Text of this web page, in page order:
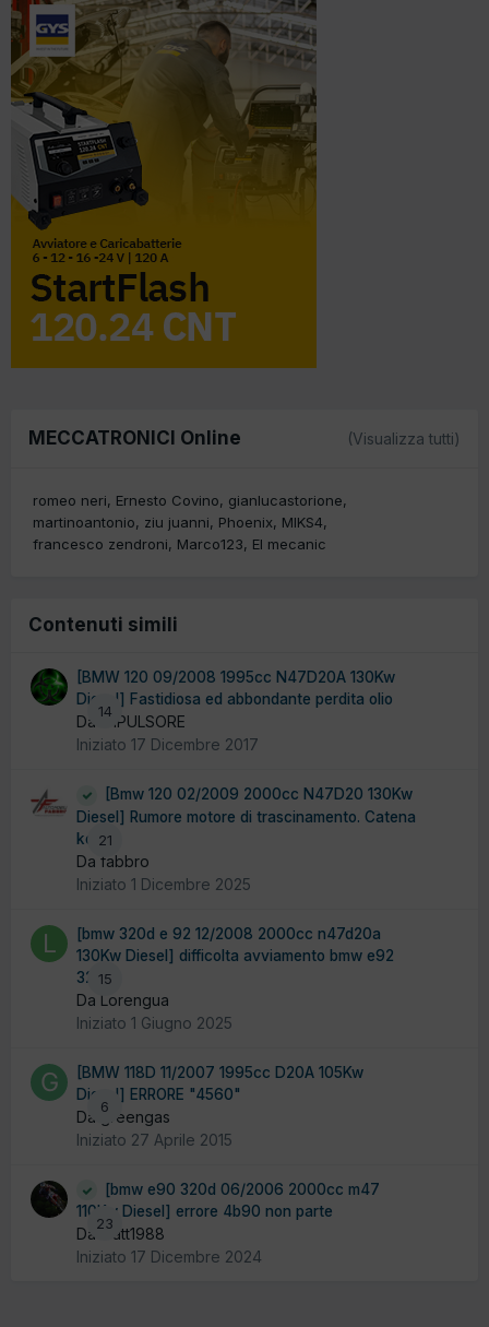
MECCATRONICI Online (Visualizza tutti)
romeo neri Ernesto Covino
gianlucastorione
martinoantonio
ziu juanni Phoenix
MIKS4
francesco zendroni
Marco123 El mecanic
Contenuti simili
14
[BMW 120 09/2008 1995cc N47D20A 130Kw
Diesel] Fastidiosa ed abbondante perdita olio
Da IMPULSORE
Iniziato 17 Dicembre 2017
21
[Bmw 120 02/2009 2000cc N47D20 130Kw
Diesel] Rumore motore di trascinamento. Catena
ko?
Da fabbro
Iniziato 1 Dicembre 2025
15
[bmw 320d e 92 12/2008 2000cc n47d20a
130Kw Diesel] difficolta avviamento bmw e92
320d
Da Lorengua
Iniziato 1 Giugno 2025
6
[BMW 118D 11/2007 1995cc D20A 105Kw
Diesel] ERRORE "4560"
Da greengas
Iniziato 27 Aprile 2015
23
[bmw e90 320d 06/2006 2000cc m47
110Kw Diesel] errore 4b90 non parte
Da matt1988
Iniziato 17 Dicembre 2024